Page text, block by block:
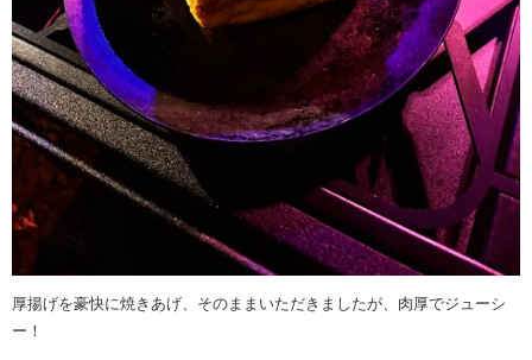
厚揚げを豪快に焼きあげ、そのままいただきましたが、肉厚でジューシ
ー！